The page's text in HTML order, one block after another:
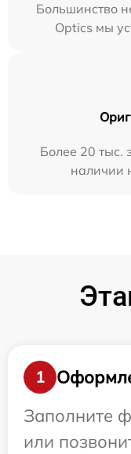
Большинство
Optics мы
Более 20 тыс.
наличии
1
Заполните
или